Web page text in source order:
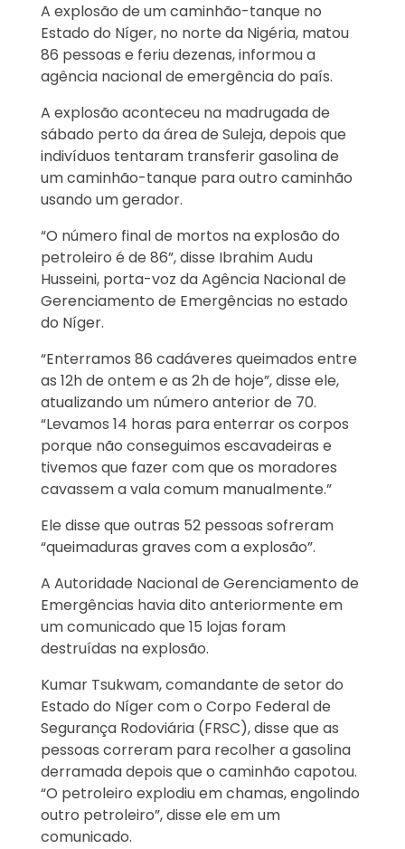
A explosão de um caminhão-tanque no
Estado do Níger, no norte da Nigéria, matou
86 pessoas e feriu dezenas, informou a
agência nacional de emergência do país.
A explosão aconteceu na madrugada de
sábado perto da área de Suleja, depois que
indivíduos tentaram transferir gasolina de
um caminhão-tanque para outro caminhão
usando um gerador.
“O número final de mortos na explosão do
petroleiro é de 86”, disse Ibrahim Audu
Husseini, porta-voz da Agência Nacional de
Gerenciamento de Emergências no estado
do Níger.
“Enterramos 86 cadáveres queimados entre
as 12h de ontem e as 2h de hoje”, disse ele,
atualizando um número anterior de 70.
“Levamos 14 horas para enterrar os corpos
porque não conseguimos escavadeiras e
tivemos que fazer com que os moradores
cavassem a vala comum manualmente.”
Ele disse que outras 52 pessoas sofreram
“queimaduras graves com a explosão”.
A Autoridade Nacional de Gerenciamento de
Emergências havia dito anteriormente em
um comunicado que 15 lojas foram
destruídas na explosão.
Kumar Tsukwam, comandante de setor do
Estado do Níger com o Corpo Federal de
Segurança Rodoviária (FRSC), disse que as
pessoas correram para recolher a gasolina
derramada depois que o caminhão capotou.
“O petroleiro explodiu em chamas, engolindo
outro petroleiro”, disse ele em um
comunicado.